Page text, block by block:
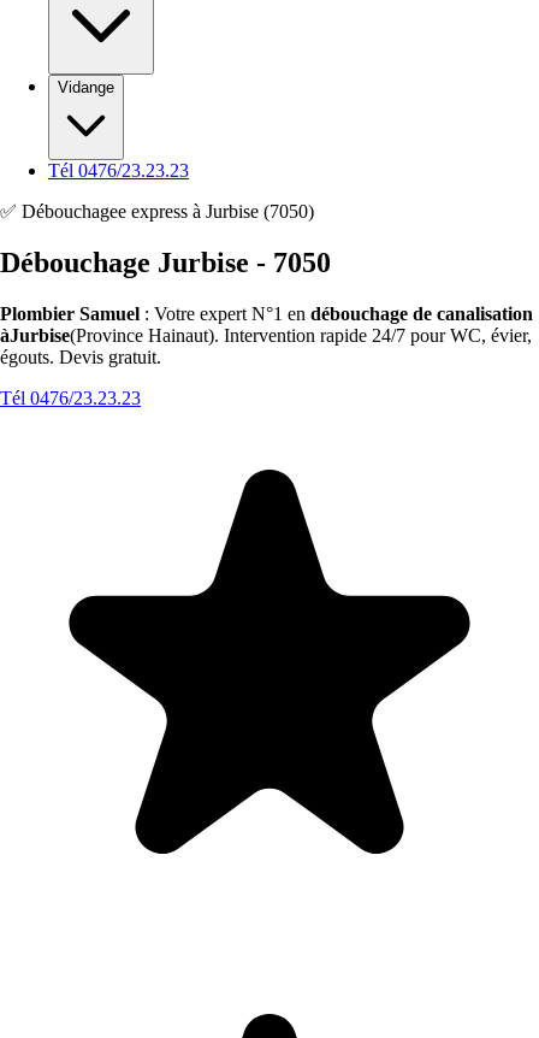
Vidange
Tél 0476/23.23.23
✅ Débouchagee express à Jurbise (7050)
Débouchage Jurbise - 7050
Plombier Samuel : Votre expert N°1 en débouchage de canalisation
àJurbise(Province Hainaut). Intervention rapide 24/7 pour WC, évier,
égouts. Devis gratuit.
Tél 0476/23.23.23